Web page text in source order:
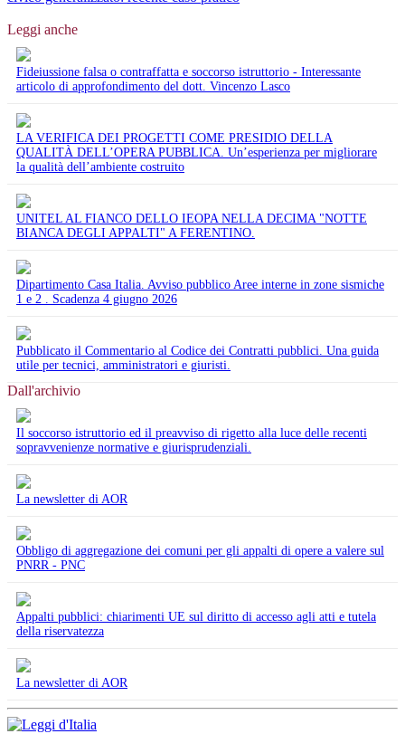
Leggi anche
Fideiussione falsa o contraffatta e soccorso istruttorio - Interessante
articolo di approfondimento del dott. Vincenzo Lasco
LA VERIFICA DEI PROGETTI COME PRESIDIO DELLA
QUALITÀ DELL’OPERA PUBBLICA. Un’esperienza per migliorare
la qualità dell’ambiente costruito
UNITEL AL FIANCO DELLO IEOPA NELLA DECIMA "NOTTE
BIANCA DEGLI APPALTI" A FERENTINO.
Dipartimento Casa Italia. Avviso pubblico Aree interne in zone sismiche
1 e 2 . Scadenza 4 giugno 2026
Pubblicato il Commentario al Codice dei Contratti pubblici. Una guida
utile per tecnici, amministratori e giuristi.
Dall'archivio
Il soccorso istruttorio ed il preavviso di rigetto alla luce delle recenti
sopravvenienze normative e giurisprudenziali.
La newsletter di AOR
Obbligo di aggregazione dei comuni per gli appalti di opere a valere sul
PNRR - PNC
Appalti pubblici: chiarimenti UE sul diritto di accesso agli atti e tutela
della riservatezza
La newsletter di AOR